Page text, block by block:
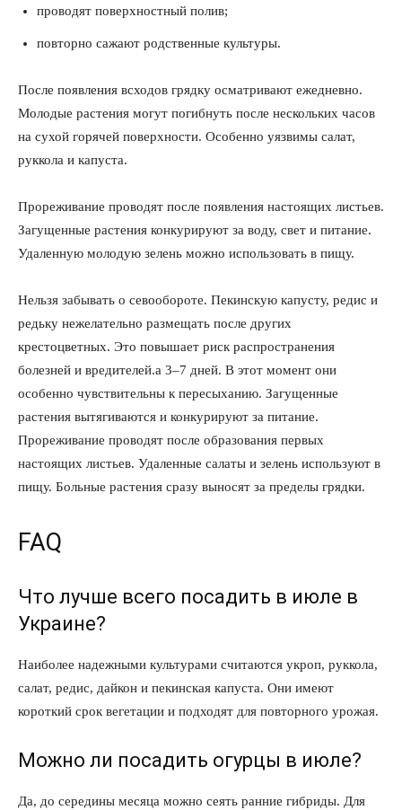
проводят поверхностный полив;
повторно сажают родственные культуры.
После появления всходов грядку осматривают ежедневно.
Молодые растения могут погибнуть после нескольких часов
на сухой горячей поверхности. Особенно уязвимы салат,
руккола и капуста.
Прореживание проводят после появления настоящих листьев.
Загущенные растения конкурируют за воду, свет и питание.
Удаленную молодую зелень можно использовать в пищу.
Нельзя забывать о севообороте. Пекинскую капусту, редис и
редьку нежелательно размещать после других
крестоцветных. Это повышает риск распространения
болезней и вредителей.а 3–7 дней. В этот момент они
особенно чувствительны к пересыханию. Загущенные
растения вытягиваются и конкурируют за питание.
Прореживание проводят после образования первых
настоящих листьев. Удаленные салаты и зелень используют в
пищу. Больные растения сразу выносят за пределы грядки.
FAQ
Что лучше всего посадить в июле в
Украине?
Наиболее надежными культурами считаются укроп, руккола,
салат, редис, дайкон и пекинская капуста. Они имеют
короткий срок вегетации и подходят для повторного урожая.
Можно ли посадить огурцы в июле?
Да, до середины месяца можно сеять ранние гибриды. Для